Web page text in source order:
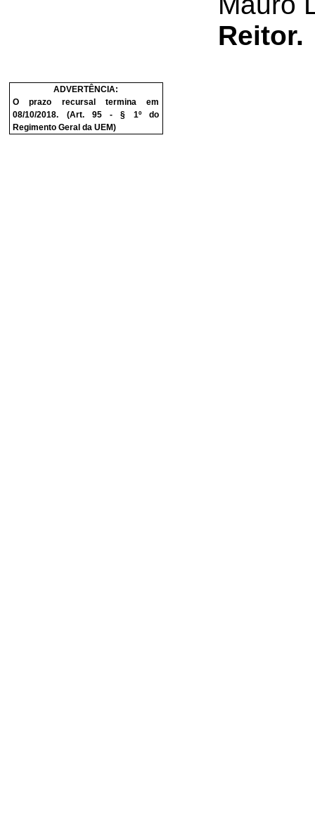
Reitor.
ADVERTÊNCIA:
O prazo recursal termina em
08/10/2018. (Art. 95 - § 1º do
Regimento Geral da UEM)